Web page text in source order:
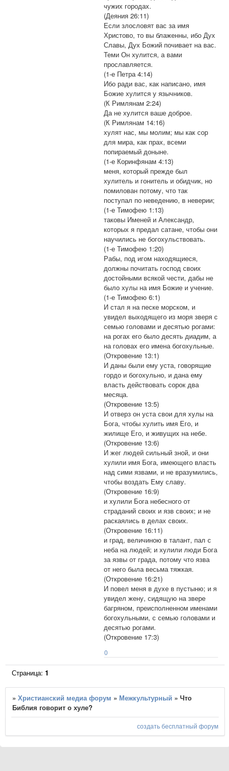
чужих городах.
(Деяния 26:11)
Если злословят вас за имя
Христово, то вы блаженны, ибо Дух
Славы, Дух Божий почивает на вас.
Теми Он хулится, а вами
прославляется.
(1-е Петра 4:14)
Ибо ради вас, как написано, имя
Божие хулится у язычников.
(К Римлянам 2:24)
Да не хулится ваше доброе.
(К Римлянам 14:16)
хулят нас, мы молим; мы как сор
для мира, как прах, всеми
попираемый доныне.
(1-е Коринфянам 4:13)
меня, который прежде был
хулитель и гонитель и обидчик, но
помилован потому, что так
поступал по неведению, в неверии;
(1-е Тимофею 1:13)
таковы Именей и Александр,
которых я предал сатане, чтобы они
научились не богохульствовать.
(1-е Тимофею 1:20)
Рабы, под игом находящиеся,
должны почитать господ своих
достойными всякой чести, дабы не
было хулы на имя Божие и учение.
(1-е Тимофею 6:1)
И стал я на песке морском, и
увидел выходящего из моря зверя с
семью головами и десятью рогами:
на рогах его было десять диадим, а
на головах его имена богохульные.
(Откровение 13:1)
И даны были ему уста, говорящие
гордо и богохульно, и дана ему
власть действовать сорок два
месяца.
(Откровение 13:5)
И отверз он уста свои для хулы на
Бога, чтобы хулить имя Его, и
жилище Его, и живущих на небе.
(Откровение 13:6)
И жег людей сильный зной, и они
хулили имя Бога, имеющего власть
над сими язвами, и не вразумились,
чтобы воздать Ему славу.
(Откровение 16:9)
и хулили Бога небесного от
страданий своих и язв своих; и не
раскаялись в делах своих.
(Откровение 16:11)
и град, величиною в талант, пал с
неба на людей; и хулили люди Бога
за язвы от града, потому что язва
от него была весьма тяжкая.
(Откровение 16:21)
И повел меня в духе в пустыню; и я
увидел жену, сидящую на звере
багряном, преисполненном именами
богохульными, с семью головами и
десятью рогами.
(Откровение 17:3)
0
Страница:1
»Христианский медиа форум » Межкультурный »Что
Библия говорит о хуле?
создать бесплатный форум